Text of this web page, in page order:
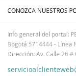
CONOZCA NUESTROS
Info general del portal:
Bogotá 5714444 - Línea
Dirección: Av. Calle 26 #